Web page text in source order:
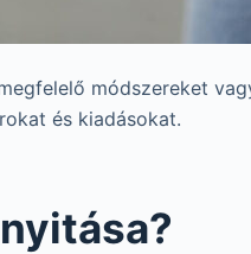
módszereket
és kiadásokat.